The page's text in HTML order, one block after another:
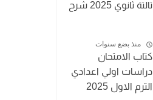
تالتة ثانوي 2025 شرح
منذ بضع سنوات
كتاب الامتحان
دراسات اولي اعدادي
الترم الاول 2025